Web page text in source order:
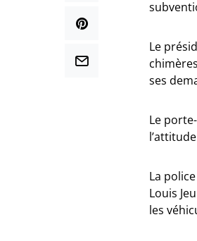
Le
ses
Le
La
Louis
les